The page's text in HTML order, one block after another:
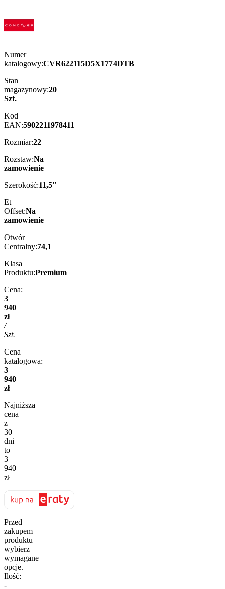
Numer
katalogowy:CVR622115D5X1774DTB
Stan
magazynowy:20
Szt.
Kod
EAN:5902211978411
Rozmiar:22
Rozstaw:Na
zamowienie
Szerokość:11,5"
Et
Offset:Na
zamowienie
Otwór
Centralny:74,1
Klasa
Produktu:Premium
Cena:
3
940
zł
/
Szt.
Cena
katalogowa:
3
940
zł
Najniższa
cena
z
30
dni
to
3
940
zł
Przed
zakupem
produktu
wybierz
wymagane
opcje.
Ilość:
-